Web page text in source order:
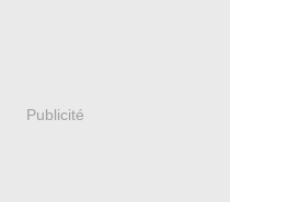
Publicité